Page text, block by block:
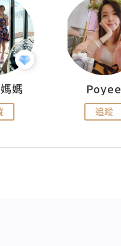
媽 Poyee
追蹤